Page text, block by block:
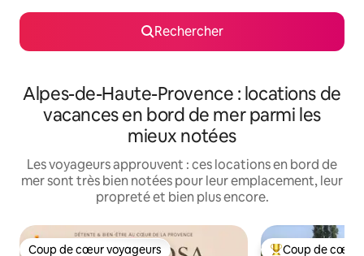
Rechercher
Alpes-de-Haute-Provence : locations de
vacances en bord de mer parmi les
mieux notées
Les voyageurs approuvent : ces locations en bord de
mer sont très bien notées pour leur emplacement, leur
propreté et bien plus encore.
Coup de cœur voyageurs Coup de cœur